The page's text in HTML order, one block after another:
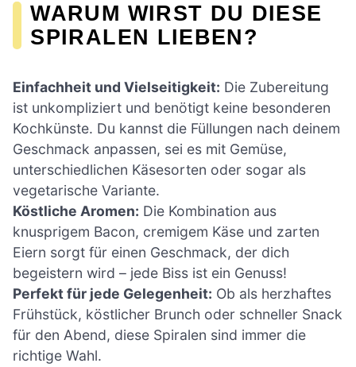
WARUM WIRST DU DIESE
SPIRALEN LIEBEN?
Einfachheit und Vielseitigkeit: Die Zubereitung
ist unkompliziert und benötigt keine besonderen
Kochkünste. Du kannst die Füllungen nach deinem
Geschmack anpassen, sei es mit Gemüse,
unterschiedlichen Käsesorten oder sogar als
vegetarische Variante.
Köstliche Aromen: Die Kombination aus
knusprigem Bacon, cremigem Käse und zarten
Eiern sorgt für einen Geschmack, der dich
begeistern wird – jede Biss ist ein Genuss!
Perfekt für jede Gelegenheit: Ob als herzhaftes
Frühstück, köstlicher Brunch oder schneller Snack
für den Abend, diese Spiralen sind immer die
richtige Wahl.